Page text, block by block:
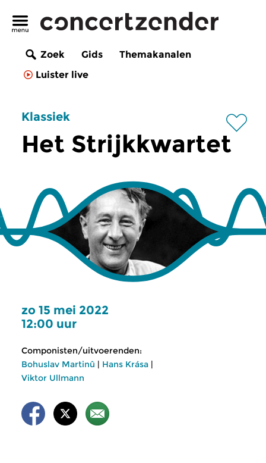
Zoek Gids
Themakanalen
Luister live
Klassiek
Het Strijkkwartet
zo 15 mei 2022
12:00 uur
Componisten/uitvoerenden:
Bohuslav Martinû | Hans Krása |
Viktor Ullmann